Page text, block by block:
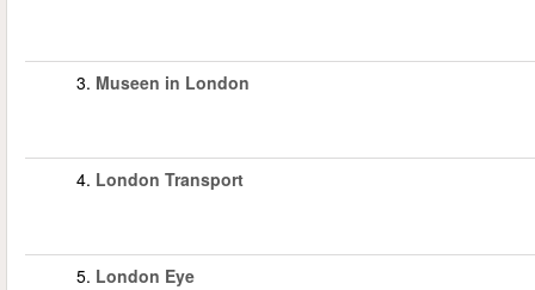
3. Museen in London
4. London Transport
5. London Eye